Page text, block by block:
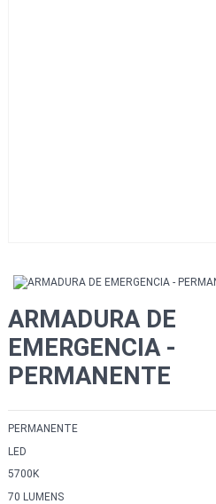
ARMADURA DE
EMERGENCIA -
PERMANENTE
PERMANENTE
LED
5700K
70 LUMENS